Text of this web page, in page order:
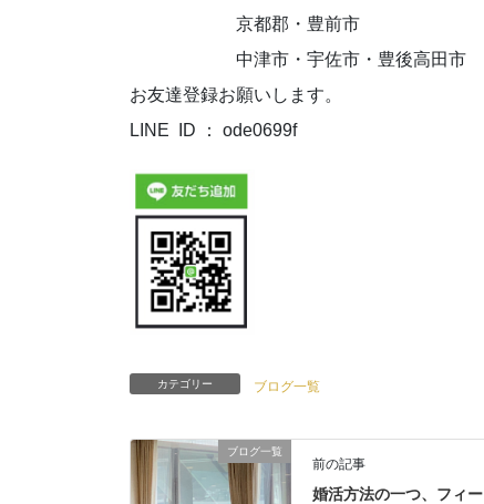
京都郡・豊前市
中津市・宇佐市・豊後高田市
お友達登録お願いします。
LINE ID ： ode0699f
カテゴリー ブログ一覧
ブログ一覧
前の記事
婚活方法の一つ、フィー